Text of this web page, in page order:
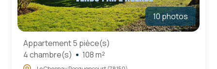
10 photos
Appartement 5 pièce(s)
4 chambre(s)
108 m²